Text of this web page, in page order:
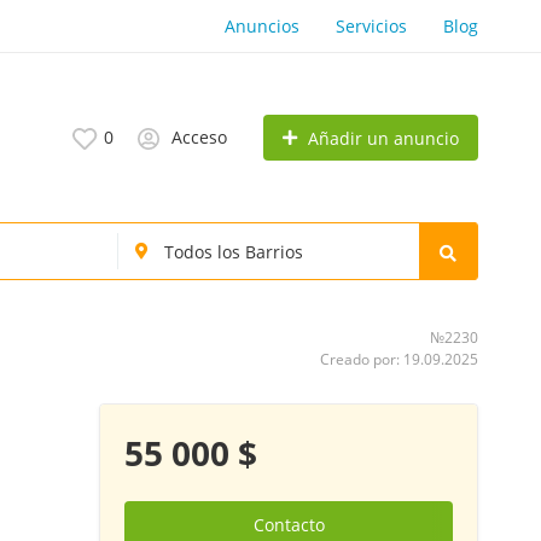
Anuncios Servicios Blog
0 Acceso Añadir un anuncio
№2230
Creado por: 19.09.2025
55 000 $
Contacto